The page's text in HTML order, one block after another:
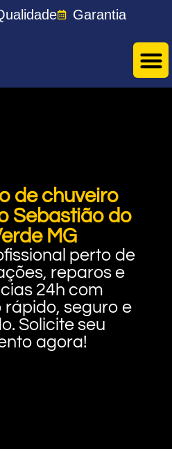
Garantia
de chuveiro
Sebastião do
MG
perto de
reparos e
24h com
seguro e
Solicite seu
agora!